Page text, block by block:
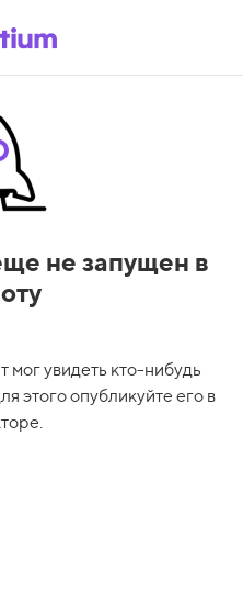
не запущен в
мог увидеть кто-нибудь
этого опубликуйте его в